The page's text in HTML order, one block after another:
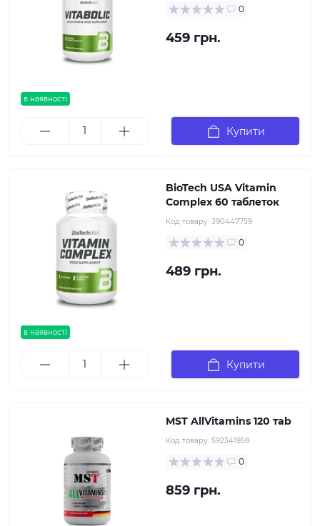
в наявності
0
459 грн.
Купити
в наявності
BioTech USA Vitamin
Complex 60 таблеток
Код товару: 390447759
0
489 грн.
Купити
MST AllVitamins 120 тab
Код товару: 592341958
0
859 грн.